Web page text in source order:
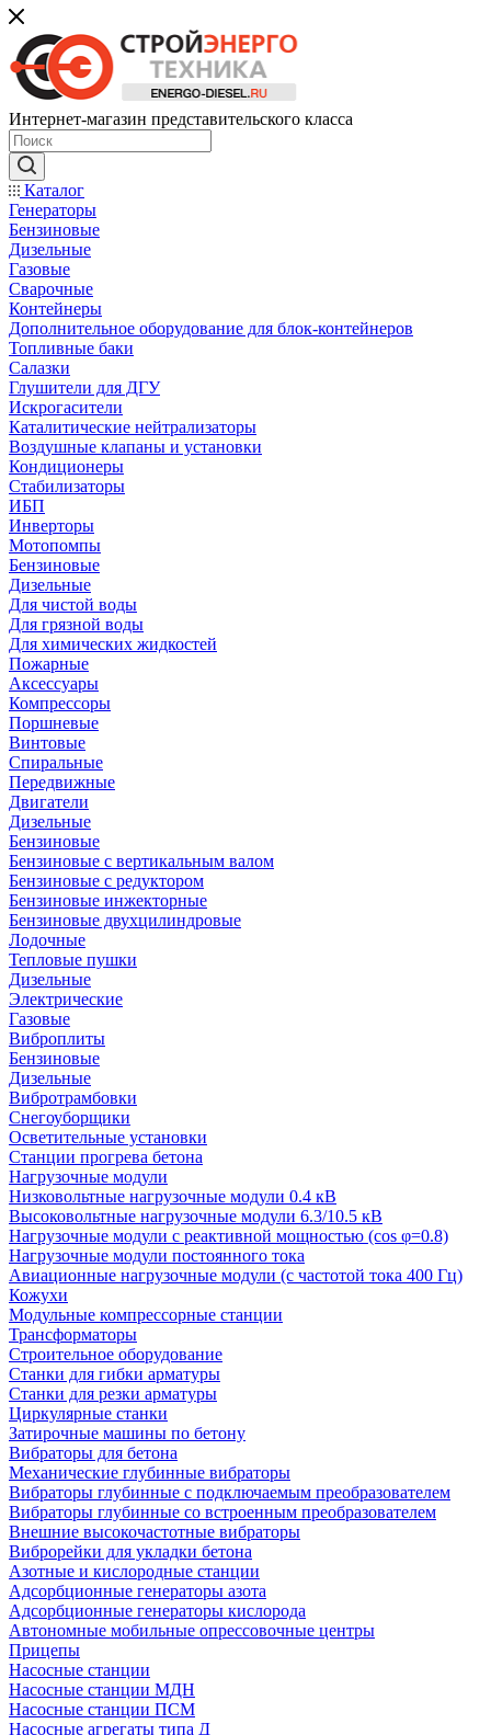
Интернет-магазин представительского класса
Каталог
Генераторы
Бензиновые
Дизельные
Газовые
Сварочные
Контейнеры
Дополнительное оборудование для блок-контейнеров
Топливные баки
Салазки
Глушители для ДГУ
Искрогасители
Каталитические нейтрализаторы
Воздушные клапаны и установки
Кондиционеры
Стабилизаторы
ИБП
Инверторы
Мотопомпы
Бензиновые
Дизельные
Для чистой воды
Для грязной воды
Для химических жидкостей
Пожарные
Аксессуары
Компрессоры
Поршневые
Винтовые
Спиральные
Передвижные
Двигатели
Дизельные
Бензиновые
Бензиновые с вертикальным валом
Бензиновые с редуктором
Бензиновые инжекторные
Бензиновые двухцилиндровые
Лодочные
Тепловые пушки
Дизельные
Электрические
Газовые
Виброплиты
Бензиновые
Дизельные
Вибротрамбовки
Снегоуборщики
Осветительные установки
Станции прогрева бетона
Нагрузочные модули
Низковольтные нагрузочные модули 0.4 кВ
Высоковольтные нагрузочные модули 6.3/10.5 кВ
Нагрузочные модули с реактивной мощностью (cos φ=0.8)
Нагрузочные модули постоянного тока
Авиационные нагрузочные модули (с частотой тока 400 Гц)
Кожухи
Модульные компрессорные станции
Трансформаторы
Строительное оборудование
Станки для гибки арматуры
Станки для резки арматуры
Циркулярные станки
Затирочные машины по бетону
Вибраторы для бетона
Механические глубинные вибраторы
Вибраторы глубинные с подключаемым преобразователем
Вибраторы глубинные со встроенным преобразователем
Внешние высокочастотные вибраторы
Виброрейки для укладки бетона
Азотные и кислородные станции
Адсорбционные генераторы азота
Адсорбционные генераторы кислорода
Автономные мобильные опрессовочные центры
Прицепы
Насосные станции
Насосные станции МДН
Насосные станции ПСМ
Насосные агрегаты типа Д